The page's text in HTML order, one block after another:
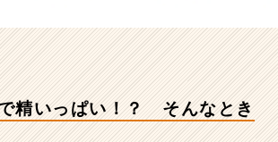
テ
タ
イ
精いっぱい！？ そんなとき